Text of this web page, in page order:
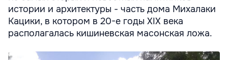
истории и архитектуры - часть дома Михалаки
Кацики, в котором в 20-е годы ХIХ века
располагалась кишиневская масонская ложа.